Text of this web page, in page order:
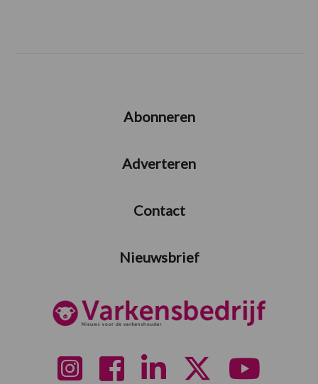
Abonneren
Adverteren
Contact
Nieuwsbrief